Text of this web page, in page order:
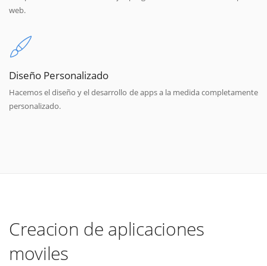
web.
Diseño Personalizado
Hacemos el diseño y el desarrollo de apps a la medida completamente
personalizado.
Creacion de aplicaciones
moviles